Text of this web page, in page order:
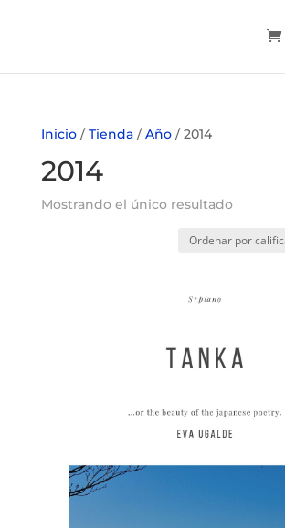
Inicio/Tienda/Año/ 2014
2014
Mostrando el único resultado